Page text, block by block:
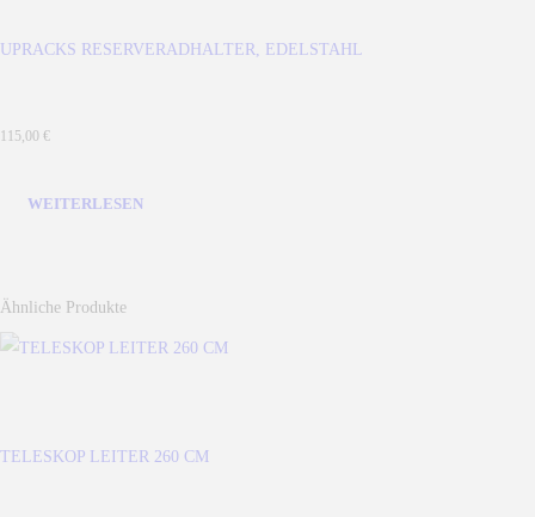
UPRACKS RESERVERADHALTER, EDELSTAHL
115,00 €
WEITERLESEN
Ähnliche Produkte
TELESKOP LEITER 260 CM